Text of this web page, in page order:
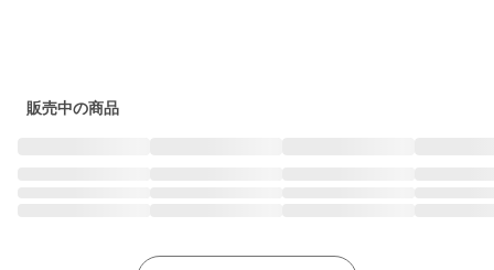
販売中の商品